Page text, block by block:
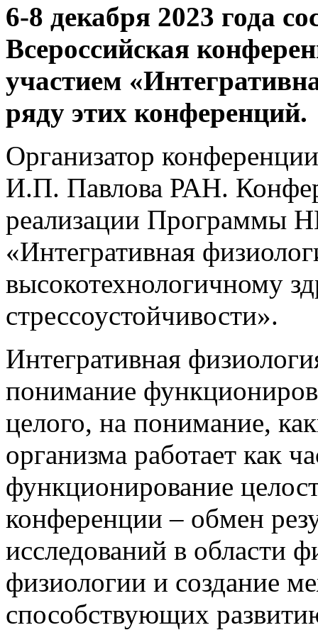
6-8 декабря 2023 года
Всероссийская
участием
ряду этих конференций.
Организатор
И.П. Павлова РАН.
реализации Программы
«Интегративная
высокотехнологичному
стрессоустойчивости».
Интегративная
понимание
целого, на понимание,
организма работает как
функционирование
конференции – обмен
исследований в области
физиологии и создание
способствующих